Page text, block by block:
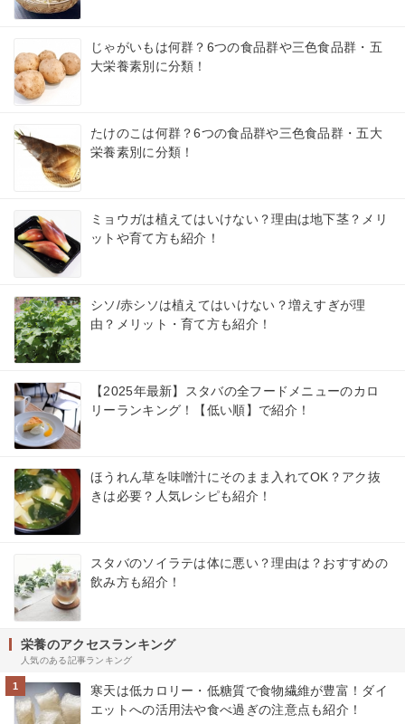
じゃがいもは何群？6つの食品群や三色食品群・五
大栄養素別に分類！
たけのこは何群？6つの食品群や三色食品群・五大
栄養素別に分類！
ミョウガは植えてはいけない？理由は地下茎？メリ
ットや育て方も紹介！
シソ/赤シソは植えてはいけない？増えすぎが理
由？メリット・育て方も紹介！
【2025年最新】スタバの全フードメニューのカロ
リーランキング！【低い順】で紹介！
ほうれん草を味噌汁にそのまま入れてOK？アク抜
きは必要？人気レシピも紹介！
スタバのソイラテは体に悪い？理由は？おすすめの
飲み方も紹介！
栄養のアクセスランキング
人気のある記事ランキング
1
寒天は低カロリー・低糖質で食物繊維が豊富！ダイ
エットへの活用法や食べ過ぎの注意点も紹介！